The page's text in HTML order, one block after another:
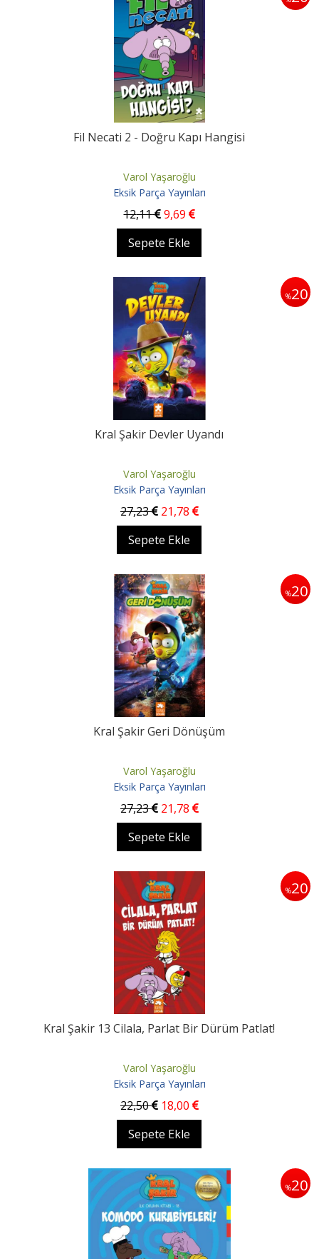
Fil Necati 2 - Doğru Kapı Hangisi
Varol Yaşaroğlu
Eksik Parça Yayınları
12,11 9,69
Sepete Ekle
%20
Kral Şakir Devler Uyandı
Varol Yaşaroğlu
Eksik Parça Yayınları
27,23 21,78
Sepete Ekle
%20
Kral Şakir Geri Dönüşüm
Varol Yaşaroğlu
Eksik Parça Yayınları
27,23 21,78
Sepete Ekle
%20
Kral Şakir 13 Cilala, Parlat Bir Dürüm Patlat!
Varol Yaşaroğlu
Eksik Parça Yayınları
22,50 18,00
Sepete Ekle
%20